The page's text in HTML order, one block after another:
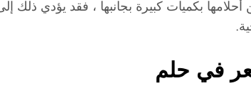
أحلامها بكميات كبيرة بجانبها ، فقد يؤدي
في حلم